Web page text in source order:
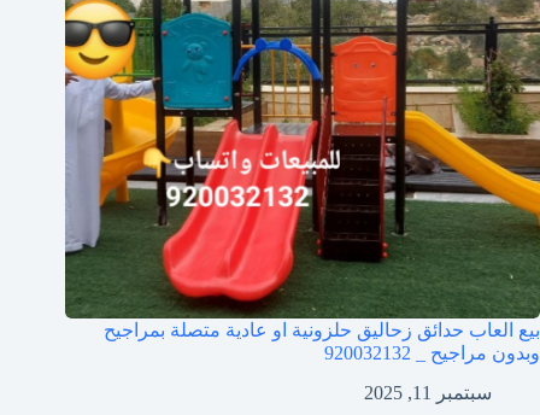
بيع العاب حدائق زحاليق حلزونية او عادية متصلة بمراجيح
وبدون مراجيح _ 920032132
سبتمبر 11, 2025